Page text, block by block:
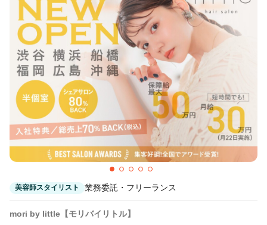
美容師スタイリスト 業務委託・フリーランス
mori by little【モリバイリトル】